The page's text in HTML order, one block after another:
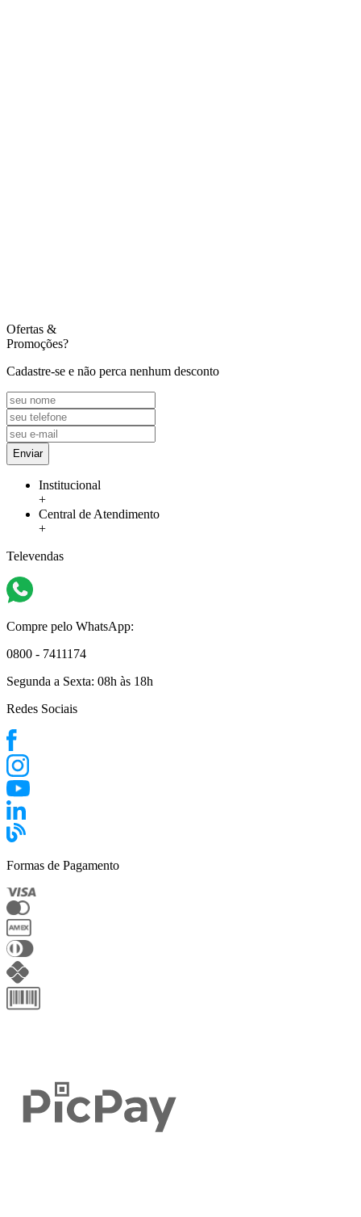
Ofertas &
Promoções?
Cadastre-se e não perca nenhum desconto
Enviar
Institucional
+
Central de Atendimento
+
Televendas
Compre pelo WhatsApp:
0800 - 7411174
Segunda a Sexta: 08h às 18h
Redes Sociais
Formas de Pagamento